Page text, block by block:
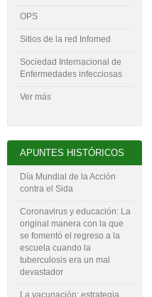
OPS
Sitios de la red Infomed
Sociedad Internacional de
Enfermedades infecciosas
Ver más
APUNTES HISTÓRICOS
Día Mundial de la Acción
contra el Sida
Coronavirus y educación: La
original manera con la que
se fomentó el regreso a la
escuela cuando la
tuberculosis era un mal
devastador
La vacunación: estrategia